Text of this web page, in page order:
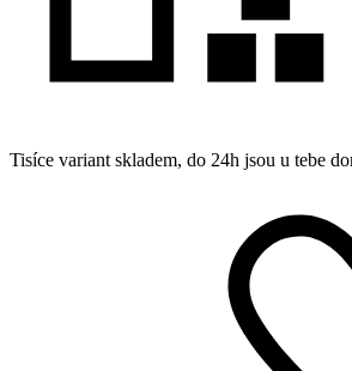
Tisíce variant skladem, do 24h jsou u tebe